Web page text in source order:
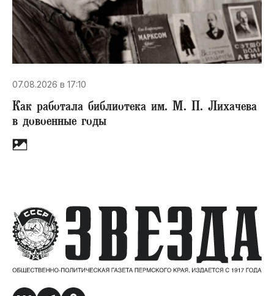
07.08.2026 в 17:10
Как работала библиотека им. М. П. Лихачева
в довоенные годы